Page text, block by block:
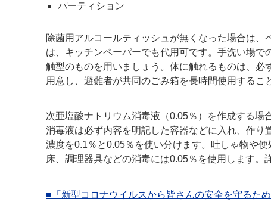
パーティション
除菌用アルコールティッシュが無くなった場合は
は、キッチンペーパーでも代用可です。手洗い場
触型のものを用いましょう。体に触れるものは、
用意し、避難者が共同のごみ箱を長時間使用するこ
次亜塩酸ナトリウム消毒液（0.05％）を作成する
消毒液は必ず内容を明記した容器などに入れ、作
濃度を0.1％と0.05％を使い分けます。吐しゃ物や
床、調理器具などの消毒には0.05％を使用します。
■「新型コロナウイルスから皆さんの安全を守るた